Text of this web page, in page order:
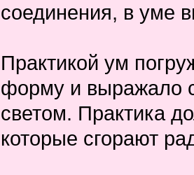
соединения, в уме
Практикой ум
форму и выражало
светом. Практика
которые сгорают